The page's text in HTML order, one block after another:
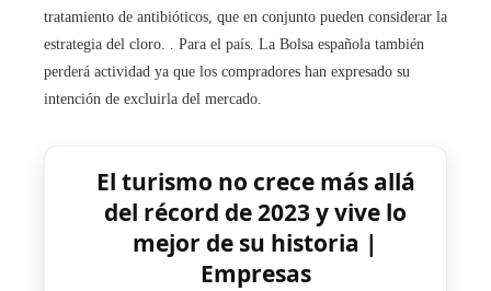
tratamiento de antibióticos, que en conjunto pueden considerar la
estrategia del cloro. . Para el país. La Bolsa española también
perderá actividad ya que los compradores han expresado su
intención de excluirla del mercado.
El turismo no crece más allá
del récord de 2023 y vive lo
mejor de su historia |
Empresas